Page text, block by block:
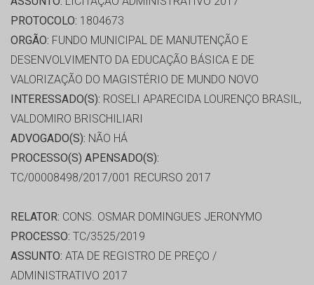
PROTOCOLO: 1804673
ORGÃO: FUNDO MUNICIPAL DE MANUTENÇÃO E
DESENVOLVIMENTO DA EDUCAÇÃO BÁSICA E DE
VALORIZAÇÃO DO MAGISTÉRIO DE MUNDO NOVO
INTERESSADO(S): ROSELI APARECIDA LOURENÇO BRASIL,
VALDOMIRO BRISCHILIARI
ADVOGADO(S): NÃO HÁ
PROCESSO(S) APENSADO(S):
TC/00008498/2017/001 RECURSO 2017
RELATOR: CONS. OSMAR DOMINGUES JERONYMO
PROCESSO: TC/3525/2019
ASSUNTO: ATA DE REGISTRO DE PREÇO /
ADMINISTRATIVO 2017